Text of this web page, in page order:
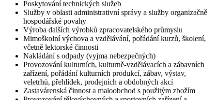
Poskytování technických služeb
Služby v oblasti administrativní správy a služby organizačně
hospodářské povahy
Výroba dalších výrobků zpracovatelského průmyslu
Mimoškolní výchova a vzdělávání, pořádání kurzů, školení,
včetně lektorské činnosti
Nakládání s odpady (vyjma nebezpečných)
Provozování kulturních, kulturně-vzdělávacích a zábavních
zařízení, pořádání kulturních produkcí, zábav, výstav,
veletrhů, přehlídek, prodejních a obdobných akcí
Zastavárenská činnost a maloobchod s použitým zbožím